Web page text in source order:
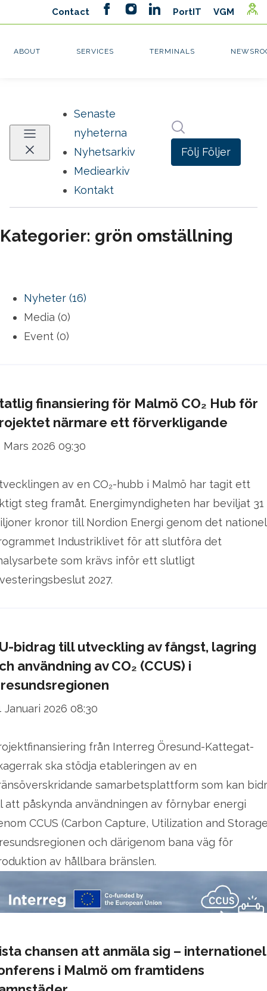
Senaste
nyheterna
Nyhetsarkiv
Mediearkiv
Kontakt
Följ Följer
Kategorier: grön omställning
Nyheter (16)
Media (0)
Event (0)
finansiering för Malmö CO₂ Hub för
närmare ett förverkligande
Mars 2026 09:30
av en CO₂-hubb i Malmö har tagit ett
steg framåt. Energimyndigheten har beviljat 31
kronor till Nordion Energi genom det
Industriklivet för att slutföra det
som krävs inför ett slutligt
2027.
bidrag till utveckling av fångst, lagring
användning av CO₂ (CCUS) i
Januari 2026 08:30
från Interreg Öresund-Kattegat-
ska stödja etableringen av en
samarbetsplattform som kan
att påskynda användningen av förnybar energi
CCUS (Carbon Capture, Utilization and
och därigenom bana väg för
av hållbara bränslen.
chansen att anmäla sig –
i Malmö om framtidens